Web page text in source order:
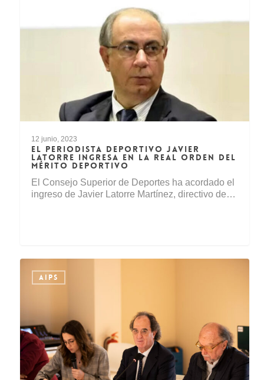
12 junio, 2023
EL PERIODISTA DEPORTIVO JAVIER
LATORRE INGRESA EN LA REAL ORDEN DEL
MÉRITO DEPORTIVO
El Consejo Superior de Deportes ha acordado el
ingreso de Javier Latorre Martínez, directivo de…
AIPS